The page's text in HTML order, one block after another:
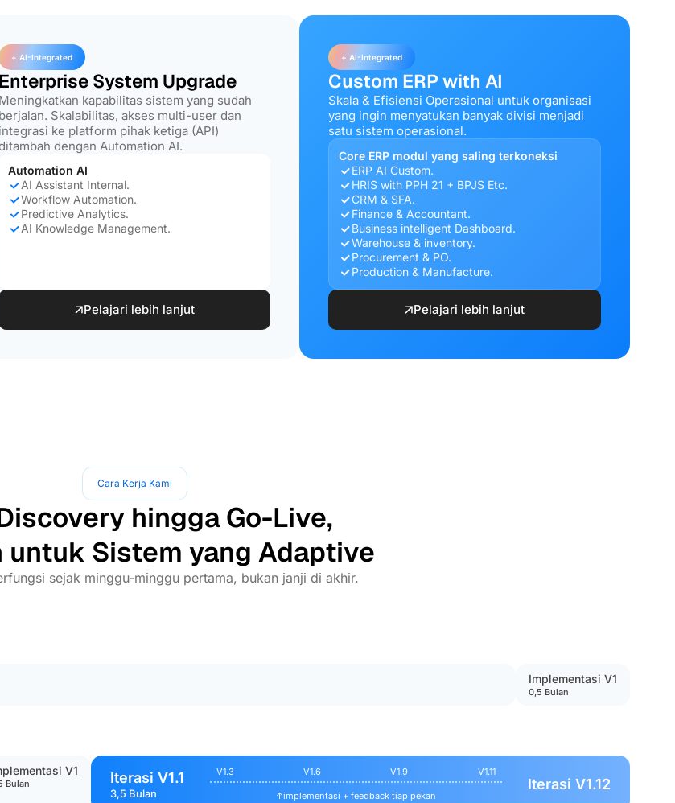
+ AI-Integrated
Enterprise System Upgrade
Meningkatkan kapabilitas sistem yang sudah
berjalan. Skalabilitas, akses multi-user dan
integrasi ke platform pihak ketiga (API)
dengan Automation AI.
Automation AI
AI Assistant Internal.
Workflow Automation.
Predictive Analytics.
AI Knowledge Management.
Pelajari lebih lanjut
+ AI-Integrated
Custom ERP with AI
Skala & Efisiensi Operasional untuk organisasi
yang ingin menyatukan banyak divisi menjadi
satu sistem operasional.
Core ERP modul yang saling terkoneksi
ERP AI Custom.
HRIS with PPH 21 + BPJS Etc.
CRM & SFA.
Finance & Accountant.
Business intelligent Dashboard.
Warehouse & inventory.
Procurement & PO.
Production & Manufacture.
Pelajari lebih lanjut
Cara Kerja Kami
hingga Go-Live,
untuk Sistem yang Adaptive
sejak minggu-minggu pertama, bukan janji di akhir.
Implementasi V1
0,5 Bulan
V1
Bulan Iterasi V1.1
3,5 Bulan
V1.3 V1.6 V1.9 V1.11
↑implementasi + feedback tiap pekan
Iterasi V1.12